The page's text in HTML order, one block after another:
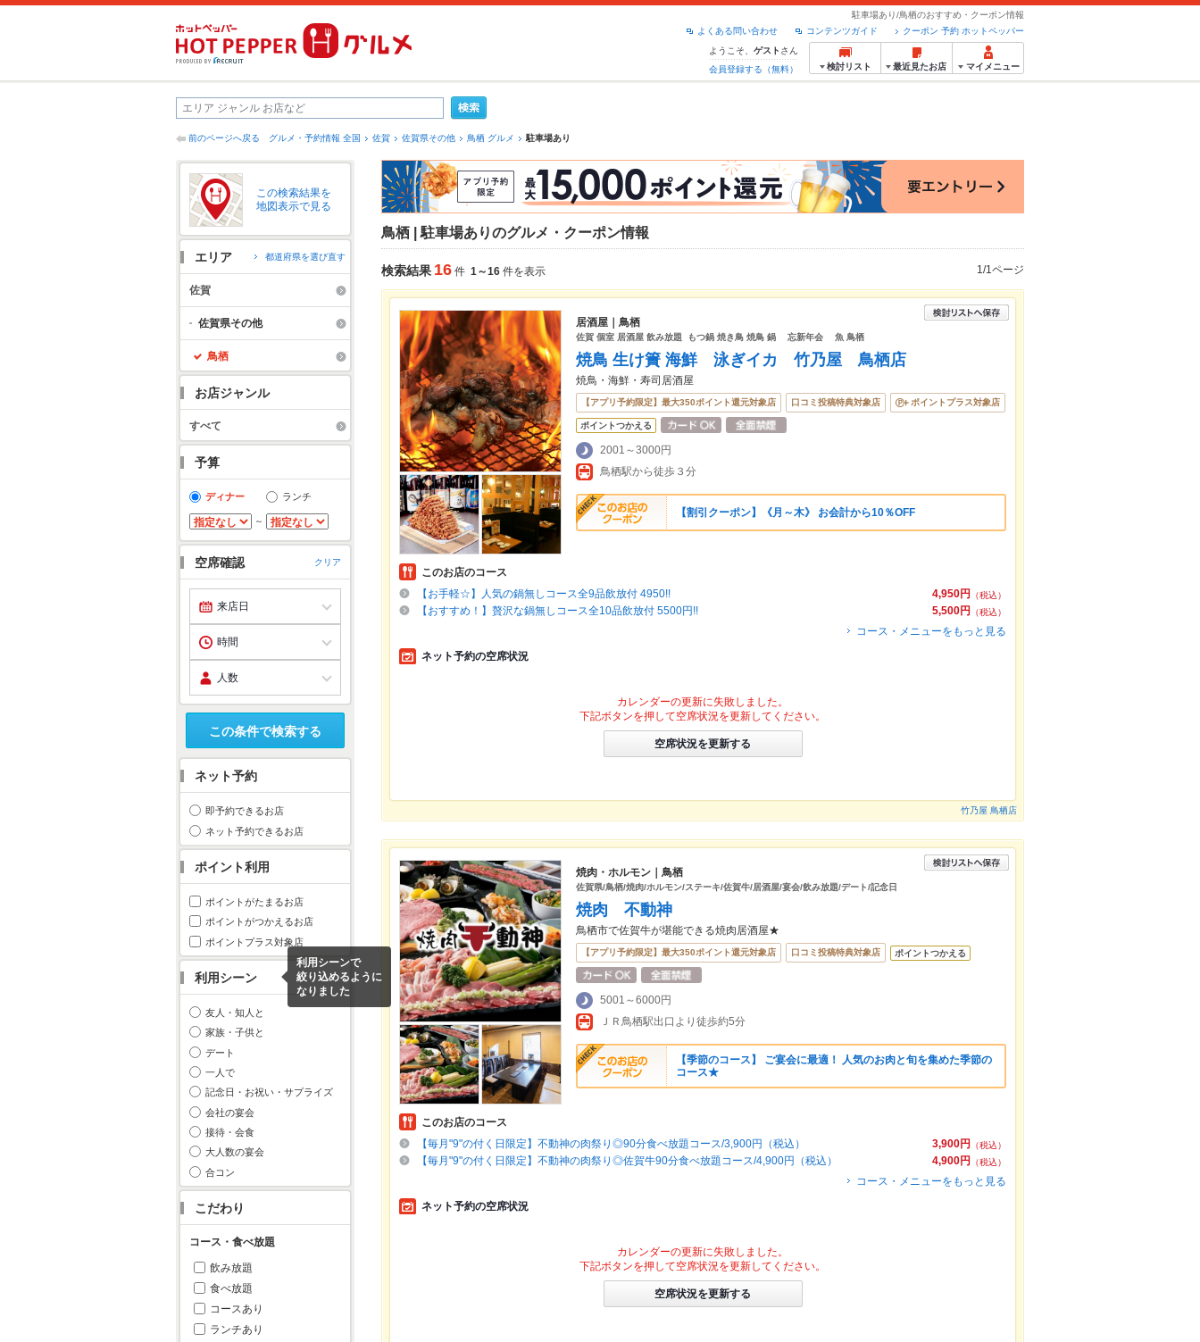
駐車場あり/鳥栖のおすすめ・クーポン情報
クーポン 予約 ホットペッパー
コンテンツガイド
よくある問い合わせ
ようこそ、 ゲスト さん
会員登録する（無料）
検討リスト 最近見たお店 マイメニュー
前のページへ戻る グルメ・予約情報 全国 佐賀 佐賀県その他 鳥栖 グルメ 駐車場あり
この検索結果を
地図表示で見る
エリア 都道府県を選び直す
佐賀
佐賀県その他
鳥栖
お店ジャンル
すべて
予算
ディナー ランチ
～
空席確認 クリア
この条件で検索する
ネット予約
即予約できるお店
ネット予約できるお店
ポイント利用
ポイントがたまるお店
ポイントがつかえるお店
ポイントプラス対象店
利用シーン
利用シーンで
絞り込めるように
なりました
友人・知人と
家族・子供と
デート
一人で
記念日・お祝い・サプライズ
会社の宴会
接待・会食
大人数の宴会
合コン
こだわり
コース・食べ放題
飲み放題
食べ放題
コースあり
ランチあり
鳥栖 | 駐車場ありのグルメ・クーポン情報
検索結果 16 件 1～16 件を表示 1/1ページ
居酒屋｜鳥栖
佐賀 個室 居酒屋 飲み放題 もつ鍋 焼き鳥 焼鳥 鍋 忘新年会 魚 鳥栖
焼鳥 生け簀 海鮮 泳ぎイカ 竹乃屋 鳥栖店
焼鳥・海鮮・寿司居酒屋
【アプリ予約限定】最大350ポイント還元対象店 口コミ投稿特典対象店 ポイントプラス対象店
ポイントつかえる
2001～3000円
鳥栖駅から徒歩３分
【割引クーポン】《月～木》 お会計から10％OFF
このお店のコース
4,950円
（税込）
【お手軽☆】人気の鍋無しコース全9品飲放付 4950!!
5,500円
（税込）
【おすすめ！】贅沢な鍋無しコース全10品飲放付 5500円!!
コース・メニューをもっと見る
ネット予約の空席状況
カレンダーの更新に失敗しました。
下記ボタンを押して空席状況を更新してください。
空席状況を更新する
竹乃屋 鳥栖店
焼肉・ホルモン｜鳥栖
佐賀県/鳥栖/焼肉/ホルモン/ステーキ/佐賀牛/居酒屋/宴会/飲み放題/デート/記念日
焼肉 不動神
鳥栖市で佐賀牛が堪能できる焼肉居酒屋★
【アプリ予約限定】最大350ポイント還元対象店 口コミ投稿特典対象店 ポイントつかえる
5001～6000円
ＪＲ鳥栖駅出口より徒歩約5分
【季節のコース】 ご宴会に最適！ 人気のお肉と旬を集めた季節の
コース★
このお店のコース
3,900円
（税込）
【毎月"9"の付く日限定】不動神の肉祭り◎90分食べ放題コース/3,900円（税込）
4,900円
（税込）
【毎月"9"の付く日限定】不動神の肉祭り◎佐賀牛90分食べ放題コース/4,900円（税込）
コース・メニューをもっと見る
ネット予約の空席状況
カレンダーの更新に失敗しました。
下記ボタンを押して空席状況を更新してください。
空席状況を更新する